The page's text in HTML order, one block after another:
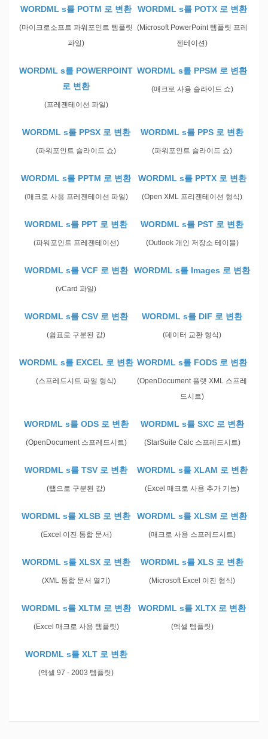
WORDML s를 POTM 로 변환
(마이크로소프트 파워포인트 템플릿
파일)
WORDML s를 POTX 로 변환
(Microsoft PowerPoint 템플릿 프레
젠테이션)
WORDML s를 POWERPOINT
로 변환
(프레젠테이션 파일)
WORDML s를 PPSM 로 변환
(매크로 사용 슬라이드 쇼)
WORDML s를 PPSX 로 변환
(파워포인트 슬라이드 쇼)
WORDML s를 PPS 로 변환
(파워포인트 슬라이드 쇼)
WORDML s를 PPTM 로 변환
(매크로 사용 프레젠테이션 파일)
WORDML s를 PPTX 로 변환
(Open XML 프리젠테이션 형식)
WORDML s를 PPT 로 변환
(파워포인트 프레젠테이션)
WORDML s를 PST 로 변환
(Outlook 개인 저장소 테이블)
WORDML s를 VCF 로 변환
(vCard 파일)
WORDML s를 Images 로 변환
WORDML s를 CSV 로 변환
(쉼표로 구분된 값)
WORDML s를 DIF 로 변환
(데이터 교환 형식)
WORDML s를 EXCEL 로 변환
(스프레드시트 파일 형식)
WORDML s를 FODS 로 변환
(OpenDocument 플랫 XML 스프레
드시트)
WORDML s를 ODS 로 변환
(OpenDocument 스프레드시트)
WORDML s를 SXC 로 변환
(StarSuite Calc 스프레드시트)
WORDML s를 TSV 로 변환
(탭으로 구분된 값)
WORDML s를 XLAM 로 변환
(Excel 매크로 사용 추가 기능)
WORDML s를 XLSB 로 변환
(Excel 이진 통합 문서)
WORDML s를 XLSM 로 변환
(매크로 사용 스프레드시트)
WORDML s를 XLSX 로 변환
(XML 통합 문서 열기)
WORDML s를 XLS 로 변환
(Microsoft Excel 이진 형식)
WORDML s를 XLTM 로 변환
(Excel 매크로 사용 템플릿)
WORDML s를 XLTX 로 변환
(엑셀 템플릿)
WORDML s를 XLT 로 변환
(엑셀 97 - 2003 템플릿)